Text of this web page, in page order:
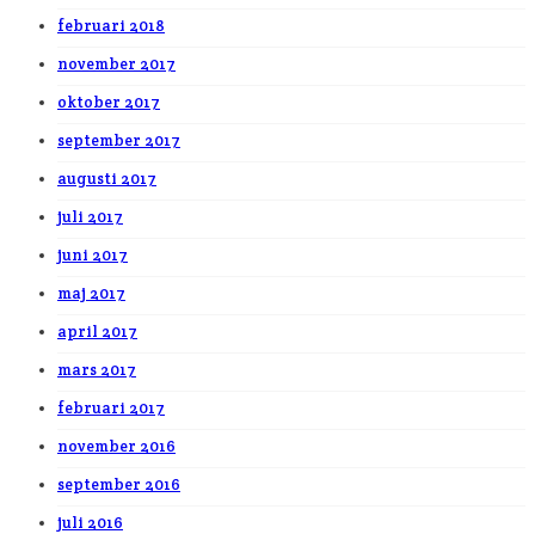
februari 2018
november 2017
oktober 2017
september 2017
augusti 2017
juli 2017
juni 2017
maj 2017
april 2017
mars 2017
februari 2017
november 2016
september 2016
juli 2016